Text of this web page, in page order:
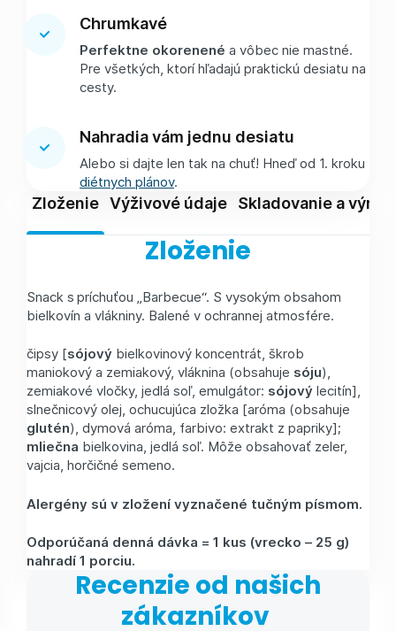
Chrumkavé
Perfektne okorenené a vôbec nie mastné.
Pre všetkých, ktorí hľadajú praktickú desiatu na
cesty.
Nahradia vám jednu desiatu
Alebo si dajte len tak na chuť! Hneď od 1. kroku
diétnych plánov.
Zloženie Výživové údaje Skladovanie a
Zloženie
Snack s príchuťou „Barbecue“. S vysokým obsahom
bielkovín a vlákniny. Balené v ochrannej atmosfére.
čipsy [sójový bielkovinový koncentrát, škrob
maniokový a zemiakový, vláknina (obsahuje sóju),
zemiakové vločky, jedlá soľ, emulgátor: sójový lecitín],
slnečnicový olej, ochucujúca zložka [aróma (obsahuje
glutén), dymová aróma, farbivo: extrakt z papriky];
mliečna bielkovina, jedlá soľ. Môže obsahovať zeler,
vajcia, horčičné semeno.
Alergény sú v zložení vyznačené tučným písmom.
Odporúčaná denná dávka = 1 kus (vrecko –⁠ 25 g)
nahradí 1 porciu.
Recenzie od našich
zákazníkov